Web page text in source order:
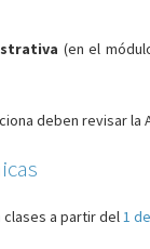
(en el
deben revisar la
a partir del1